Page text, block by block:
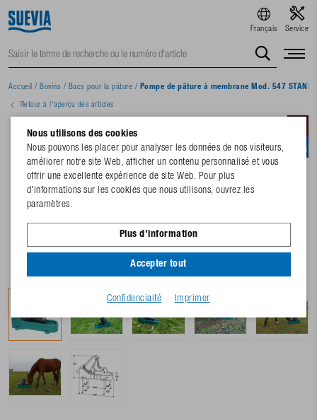
Français Service
Accueil / Bovins / Bacs pour la pâture / Pompe de pâture à membrane Mod. 547
Retour à l'aperçu des articles
Nous utilisons des cookies
Nous pouvons les placer pour analyser les données de nos visiteurs,
améliorer notre site Web, afficher un contenu personnalisé et vous
offrir une excellente expérience de site Web. Pour plus
d'informations sur les cookies que nous utilisons, ouvrez les
paramètres.
Plus d'information
Accepter tout
Confidenciaité Imprimer